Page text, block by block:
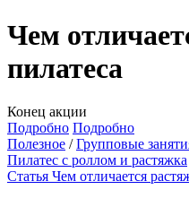
Чем
пилатеса
Конец акции
Подробно Подробно
Полезное
Групповые
Пилатес с роллом и растяжка
Статья Чем отличается